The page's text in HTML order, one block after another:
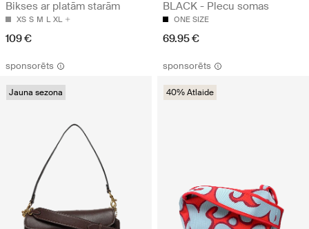
Bikses ar platām starām
XS S M L XL
109 €
BLACK - Plecu somas
ONE SIZE
69.95 €
sponsorēts
Jauna sezona
sponsorēts
40% Atlaide